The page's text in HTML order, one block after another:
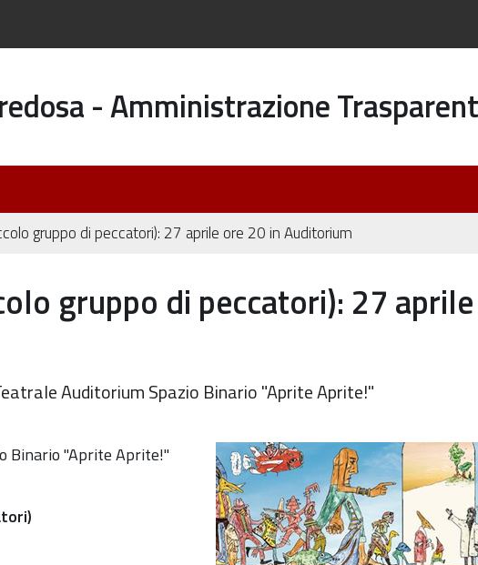
- Amministrazione
gruppo di peccatori): 27 aprile ore 20 in Auditorium
gruppo di peccatori): 27 aprile
Auditorium Spazio Binario "Aprite Aprite!"
gola-
Binario "Aprite Aprite!"